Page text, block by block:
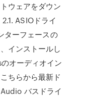
ウェアをダウン
ASIOドライ
ターフェースの
インストールし
オーディオイン
ちらから最新ド
バスドライ